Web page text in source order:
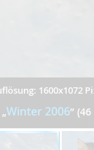
1600x1072
„Winter 2006”